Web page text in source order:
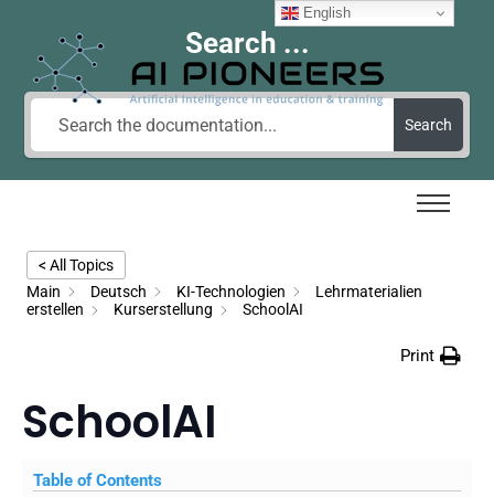
Search ...
Search
< All Topics
Main
Deutsch KI-Technologien
Lehrmaterialien
erstellen
Kurserstellung SchoolAI
Print
SchoolAI
Table of Contents
English